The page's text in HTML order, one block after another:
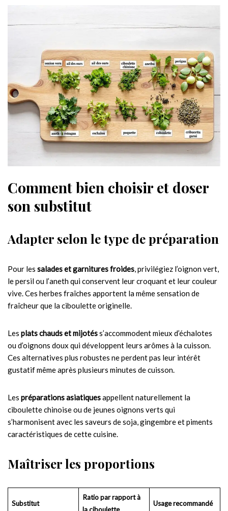
Comment bien choisir et doser
son substitut
Adapter selon le type de préparation
Pour les salades et garnitures froides, privilégiez l’oignon vert,
le persil ou l’aneth qui conservent leur croquant et leur couleur
vive. Ces herbes fraîches apportent la même sensation de
fraîcheur que la ciboulette originelle.
Les plats chauds et mijotéss’accommodent mieux d’échalotes
ou d’oignons doux qui développent leurs arômes à la cuisson.
Ces alternatives plus robustes ne perdent pas leur intérêt
gustatif même après plusieurs minutes de cuisson.
Les préparations asiatiquesappellent naturellement la
ciboulette chinoise ou de jeunes oignons verts qui
s’harmonisent avec les saveurs de soja, gingembre et piments
caractéristiques de cette cuisine.
Maîtriser les proportions
Substitut
Ratio par rapport à
Usage recommandé